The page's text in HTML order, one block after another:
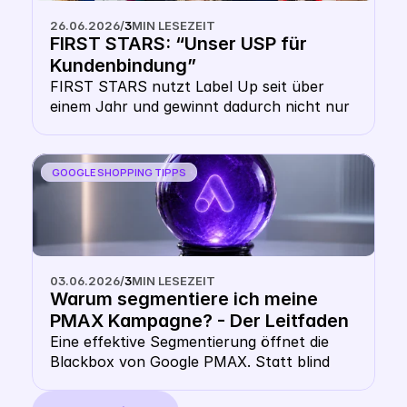
Website-Domain dich schützt und wie du
die Double-CSS-Strategy als Hebel für
mehr Reichweite nutzt.
26.06.2026/3MIN LESEZEIT
FIRST STARS: “Unser USP für
Kundenbindung”
FIRST STARS nutzt Label Up seit über
einem Jahr und gewinnt dadurch nicht nur
Kundenbindung
GOOGLE SHOPPING TIPPS
03.06.2026/3MIN LESEZEIT
Warum segmentiere ich meine
PMAX Kampagne? - Der Leitfaden
für multidimensionale Google
PMAX Segmentierung in 2026
Eine effektive Segmentierung öffnet die
Blackbox von Google PMAX. Statt blind
steuerst du deine Kampagnen über